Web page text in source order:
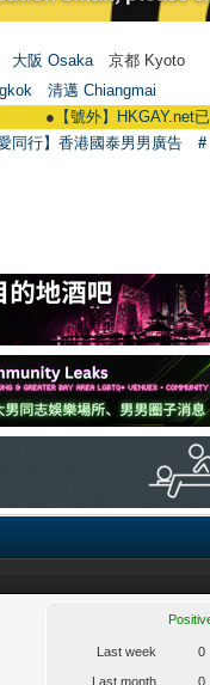
大阪 Osaka 京都 Kyoto
清邁 Chiangmai
【號外】HKGAY.net已
同行】香港國泰男男廣告 #
Last week 0
Last month 0